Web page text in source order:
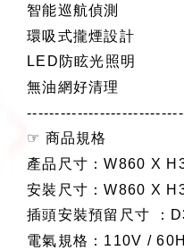
智能巡航偵測
環吸式攏煙設計
LED 防眩光照明
無油網好清理
☞ 商品規格
產品尺寸：W860 X
安裝尺寸：W860 X
插頭安裝預留尺寸
：
電氣規格： 110V /